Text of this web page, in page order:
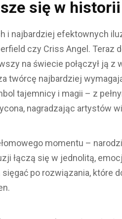
się w historii
i najbardziej efektownych
czy Criss Angel. Teraz
na świecie połączył ją
twórcę najbardziej
tajemnicy i magii – z
nagradzając artystów
momentu –
łączą się w jednolitą,
po rozwiązania, które